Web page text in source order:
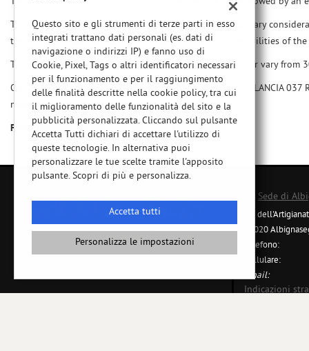
To request a personalized and detailed quote (costs can vary
the time necessary to illustrate the different set-up possibilities of the
The delivery times of the kit from the moment of the order vary from
Our goal is to introduce our passionate customers of the LANCIA
much lower price.
FOR INFORMATION YOU CAN CALL +39 3460004549
Sede di
Via
35020
Telefono:
Cellulare:
Email:
Indicazioni
Questo sito e gli strumenti di terze parti in esso
integrati trattano dati personali (es. dati di
navigazione o indirizzi IP) e fanno uso di
Cookie, Pixel, Tags o altri identificatori necessari
per il funzionamento e per il raggiungimento
delle finalità descritte nella cookie policy, tra cui
il miglioramento delle funzionalità del sito e la
pubblicità personalizzata. Cliccando sul pulsante
Accetta Tutti dichiari di accettare l'utilizzo di
queste tecnologie. In alternativa puoi
personalizzare le tue scelte tramite l'apposito
pulsante. Scopri di più e personalizza.
Accetta tutti
Personalizza le impostazioni
Leggi
la